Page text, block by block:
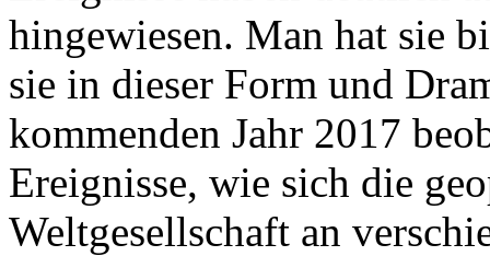
hingewiesen. Man hat sie
sie in dieser Form und
kommenden Jahr 2017
Ereignisse, wie sich die
Weltgesellschaft an